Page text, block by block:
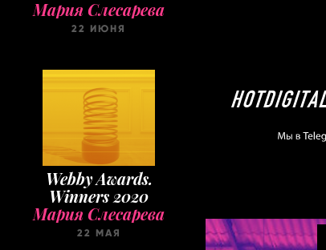
Webby Awards.
Winners 2020
Мария Слесарева
22 МАЯ